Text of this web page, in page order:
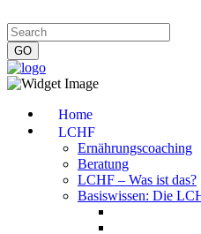
Home
LCHF
Ernährungscoaching
Beratung
LCHF – Was ist das?
Basiswissen: Die